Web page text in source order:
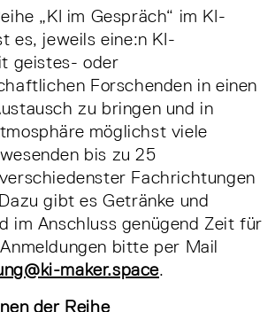
„KI im Gespräch“ im KI-
es, jeweils eine:n KI-
geistes- oder
Forschenden in einen
zu bringen und in
möglichst viele
bis zu 25
Fachrichtungen
gibt es Getränke und
im Anschluss genügend Zeit für
bitte per Mail
maker.space.
der Reihe